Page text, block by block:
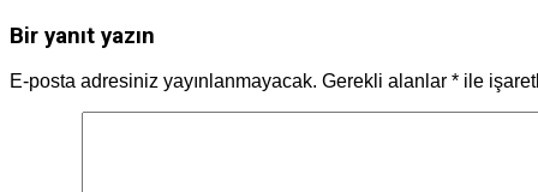
Bir yanıt yazın
E-posta adresiniz yayınlanmayacak. Gerekli alanlar * ile